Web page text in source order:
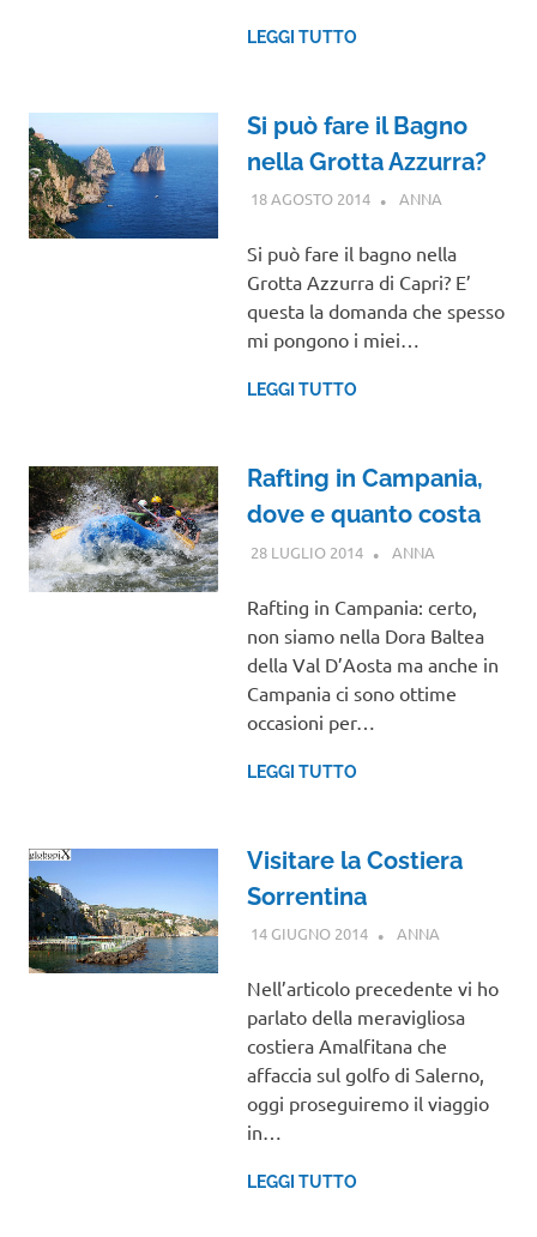
LEGGI TUTTO
Si può fare il Bagno
nella Grotta Azzurra?
18 AGOSTO 2014 ANNA
Si può fare il bagno nella
Grotta Azzurra di Capri? E’
questa la domanda che spesso
mi pongono i miei…
LEGGI TUTTO
Rafting in Campania,
dove e quanto costa
28 LUGLIO 2014 ANNA
Rafting in Campania: certo,
non siamo nella Dora Baltea
della Val D’Aosta ma anche in
Campania ci sono ottime
occasioni per…
LEGGI TUTTO
Visitare la Costiera
Sorrentina
14 GIUGNO 2014 ANNA
Nell’articolo precedente vi ho
parlato della meravigliosa
costiera Amalfitana che
affaccia sul golfo di Salerno,
oggi proseguiremo il viaggio
in…
LEGGI TUTTO